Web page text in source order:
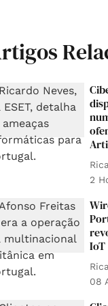
2
IoT
08